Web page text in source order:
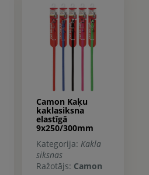
Camon Kaķu
kaklasiksna
elastīgā
9x250/300mm
Kategorija: Kakla
siksnas
Ražotājs: Camon